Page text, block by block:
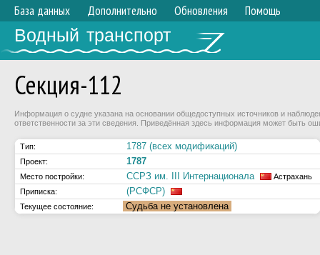
База данных Дополнительно Обновления Помощь
Водный транспорт
Секция-112
Информация о судне указана на основании общедоступных источников и
ответственности за эти сведения. Приведённая здесь информация может быть
Тип: 1787 (всех модификаций)
Проект: 1787
Место постройки: ССРЗ им. III Интернационала
Астрахань
Приписка:
(РСФСР)
Текущее состояние: Судьба не установлена